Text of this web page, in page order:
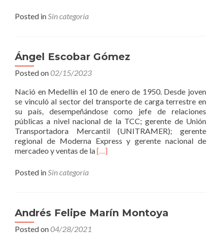
Posted inSin categoría
Ángel Escobar Gómez
Posted on02/15/2023
Nació en Medellín el 10 de enero de 1950. Desde joven
se vinculó al sector del transporte de carga terrestre en
su país, desempeñándose como jefe de relaciones
públicas a nivel nacional de la TCC; gerente de Unión
Transportadora Mercantil (UNITRAMER); gerente
regional de Moderna Express y gerente nacional de
mercadeo y ventas de laRead
[…]
Posted inSin categoría
Andrés Felipe Marín Montoya
Posted on04/28/2021